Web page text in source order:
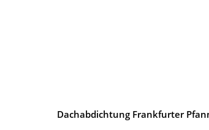
Dachabdichtung Frankfurter